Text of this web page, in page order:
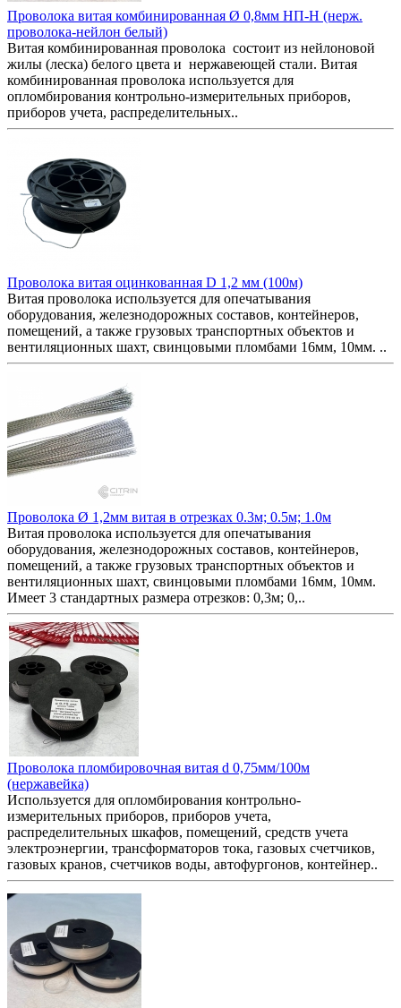
Проволока витая комбинированная Ø 0,8мм НП-Н (нерж.
проволока-нейлон белый)
Витая комбинированная проволока состоит из нейлоновой
жилы (леска) белого цвета и нержавеющей стали. Витая
комбинированная проволока используется для
опломбирования контрольно-измерительных приборов,
приборов учета, распределительных..
Проволока витая оцинкованная D 1,2 мм (100м)
Витая проволока используется для опечатывания
оборудования, железнодорожных составов, контейнеров,
помещений, а также грузовых транспортных объектов и
вентиляционных шахт, свинцовыми пломбами 16мм, 10мм. ..
Проволока Ø 1,2мм витая в отрезках 0.3м; 0.5м; 1.0м
Витая проволока используется для опечатывания
оборудования, железнодорожных составов, контейнеров,
помещений, а также грузовых транспортных объектов и
вентиляционных шахт, свинцовыми пломбами 16мм, 10мм.
Имеет 3 стандартных размера отрезков: 0,3м; 0,..
Проволока пломбировочная витая d 0,75мм/100м
(нержавейка)
Используется для опломбирования контрольно-
измерительных приборов, приборов учета,
распределительных шкафов, помещений, средств учета
электроэнергии, трансформаторов тока, газовых счетчиков,
газовых кранов, счетчиков воды, автофургонов, контейнер..